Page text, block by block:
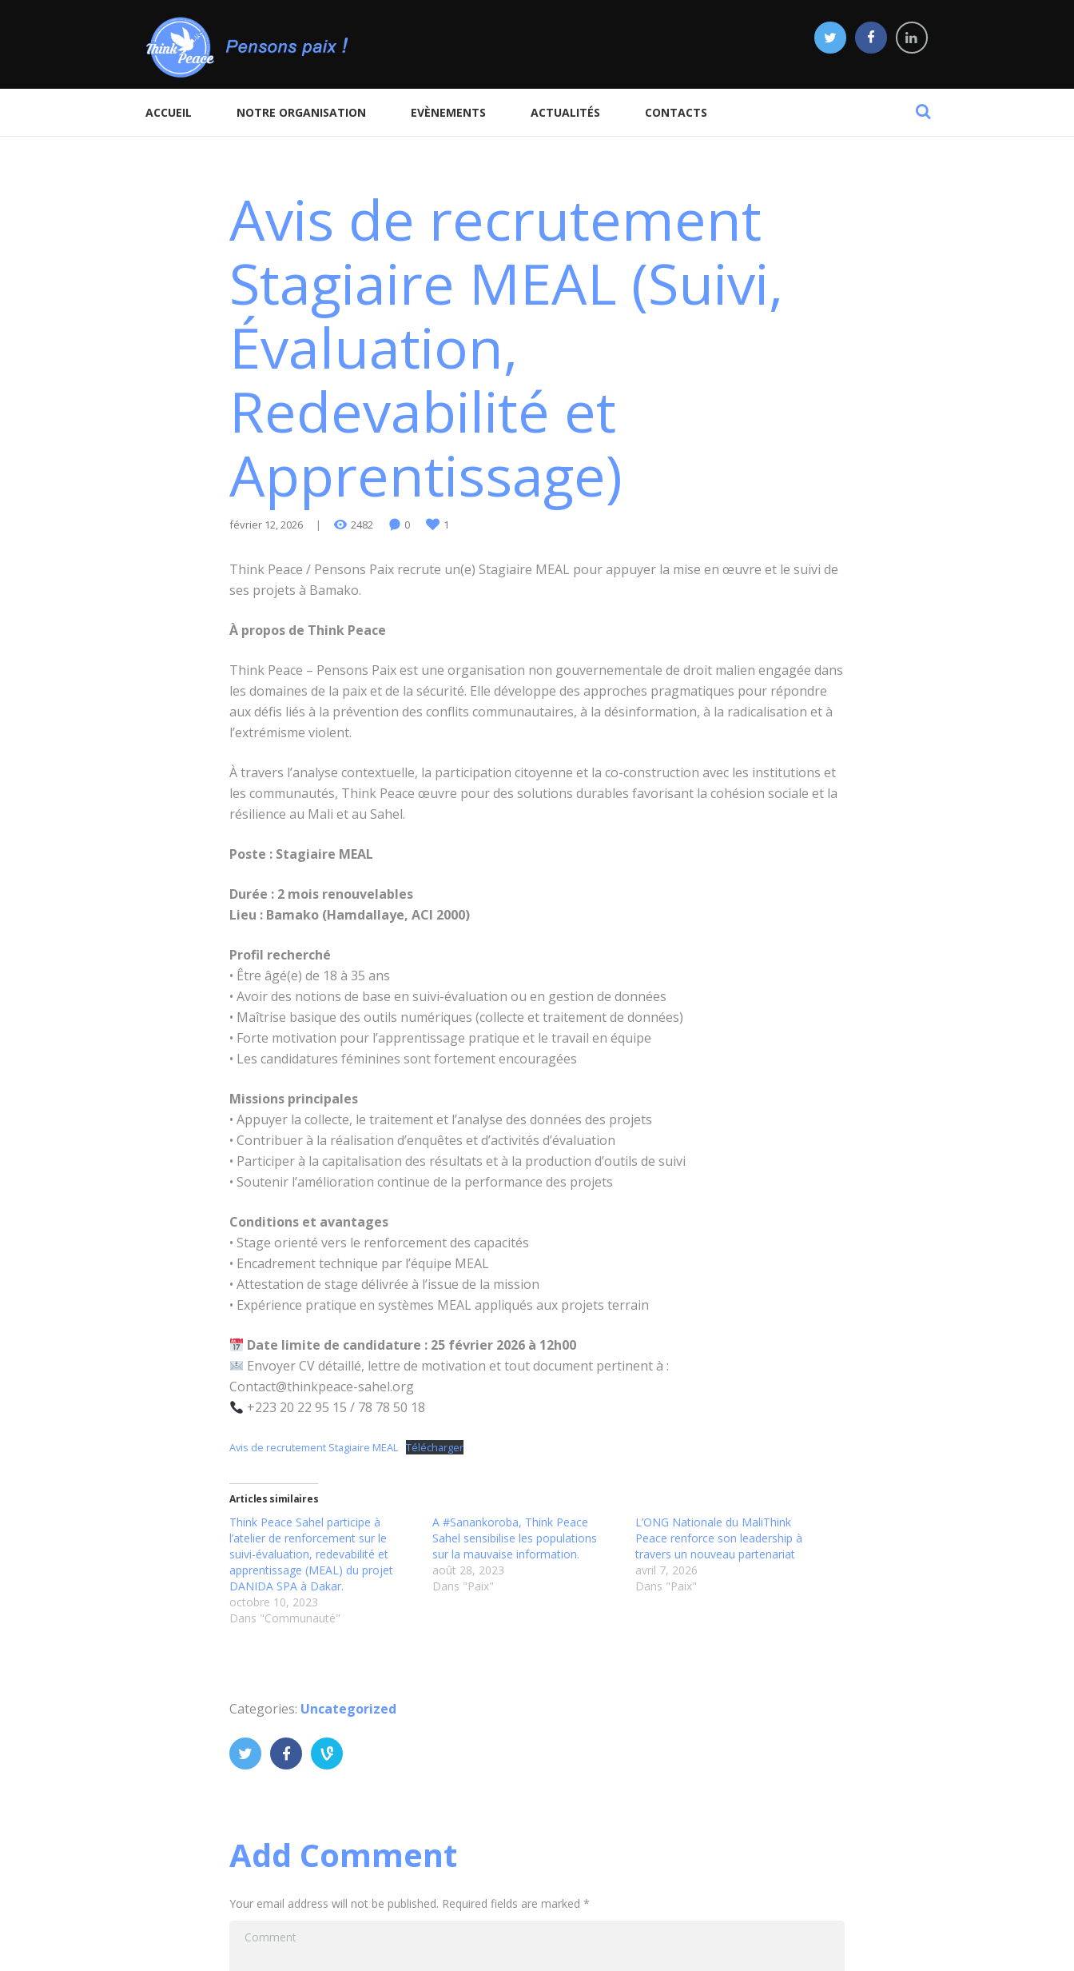
ACCUEIL NOTRE ORGANISATION EVÈNEMENTS ACTUALITÉS CONTACTS
Avis de recrutement
Stagiaire MEAL (Suivi,
Évaluation,
Redevabilité et
Apprentissage)
février 12, 2026 2482 0 1
Think Peace / Pensons Paix recrute un(e) Stagiaire MEAL pour appuyer la mise en œuvre et le suivi de
ses projets à Bamako.
À propos de Think Peace
Think Peace – Pensons Paix est une organisation non gouvernementale de droit malien engagée dans
les domaines de la paix et de la sécurité. Elle développe des approches pragmatiques pour répondre
aux défis liés à la prévention des conflits communautaires, à la désinformation, à la radicalisation et à
l’extrémisme violent.
À travers l’analyse contextuelle, la participation citoyenne et la co-construction avec les institutions et
les communautés, Think Peace œuvre pour des solutions durables favorisant la cohésion sociale et la
résilience au Mali et au Sahel.
Poste : Stagiaire MEAL
Durée : 2 mois renouvelables
Lieu : Bamako (Hamdallaye, ACI 2000)
Profil recherché
• Être âgé(e) de 18 à 35 ans
• Avoir des notions de base en suivi-évaluation ou en gestion de données
• Maîtrise basique des outils numériques (collecte et traitement de données)
• Forte motivation pour l’apprentissage pratique et le travail en équipe
• Les candidatures féminines sont fortement encouragées
Missions principales
• Appuyer la collecte, le traitement et l’analyse des données des projets
• Contribuer à la réalisation d’enquêtes et d’activités d’évaluation
• Participer à la capitalisation des résultats et à la production d’outils de suivi
• Soutenir l’amélioration continue de la performance des projets
Conditions et avantages
• Stage orienté vers le renforcement des capacités
• Encadrement technique par l’équipe MEAL
• Attestation de stage délivrée à l’issue de la mission
• Expérience pratique en systèmes MEAL appliqués aux projets terrain
Date limite de candidature : 25 février 2026 à 12h00
Envoyer CV détaillé, lettre de motivation et tout document pertinent à :
Contact@thinkpeace-sahel.org
+223 20 22 95 15 / 78 78 50 18
Avis de recrutement Stagiaire MEAL Télécharger
Articles similaires
Think Peace Sahel participe à
l’atelier de renforcement sur le
suivi-évaluation, redevabilité et
apprentissage (MEAL) du projet
DANIDA SPA à Dakar.
octobre 10, 2023
Dans "Communauté"
A #Sanankoroba, Think Peace
Sahel sensibilise les populations
sur la mauvaise information.
août 28, 2023
Dans "Paix"
L’ONG Nationale du MaliThink
Peace renforce son leadership à
travers un nouveau partenariat
avril 7, 2026
Dans "Paix"
Categories: Uncategorized
Add Comment
Your email address will not be published. Required fields are marked *